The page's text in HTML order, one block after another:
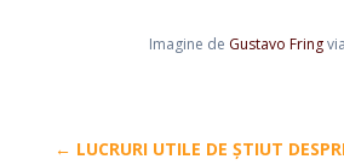
Imagine de Gustavo Fringvia
← LUCRURI UTILE DE ȘTIUT